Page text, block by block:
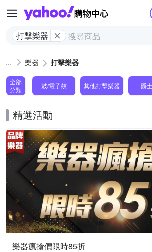
Yahoo購物
打擊樂器
樂器 打擊樂器
全部
分類
鼓/電子鼓 其他打擊樂器 爵
精選活動
樂器瘋搶價限時85折